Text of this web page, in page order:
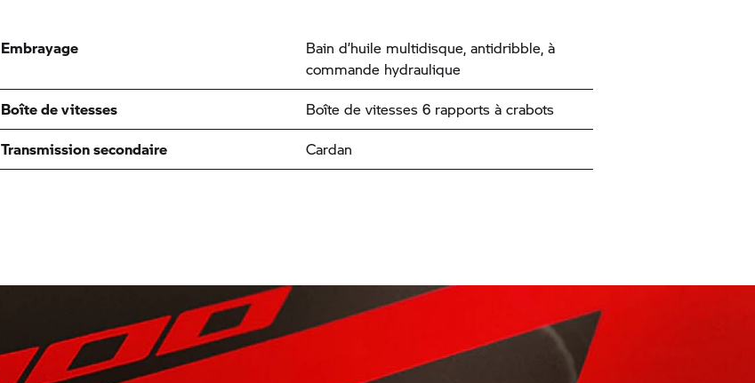
Embrayage
Bain d’huile multidisque, antidribble, à
commande hydraulique
Boîte de vitesses
Boîte de vitesses 6 rapports à crabots
Transmission secondaire
Cardan